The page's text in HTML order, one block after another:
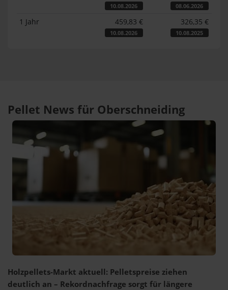
10.08.2026 08.06.2026
1 Jahr 459,83 €
10.08.2026
326,35 €
10.08.2025
Pellet News für Oberschneiding
Holzpellets-Markt aktuell: Pelletspreise ziehen
deutlich an – Rekordnachfrage sorgt für längere